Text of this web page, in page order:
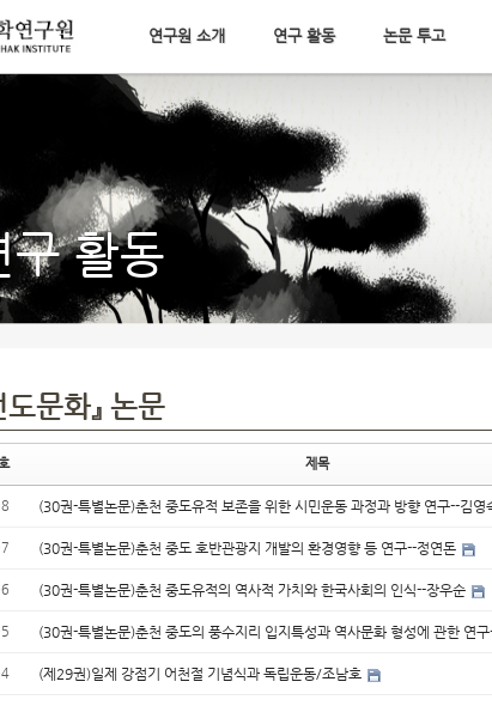
연구원 소개 연구 활동 논문 투고
구 활동
도문화』 논문
제목
(30권-특별논문)춘천 중도유적 보존을 위한 시민운동 과정과 방향 연구--김영
(30권-특별논문)춘천 중도 호반관광지 개발의 환경영향 등 연구--정연돈
(30권-특별논문)춘천 중도유적의 역사적 가치와 한국사회의 인식--장우순
(30권-특별논문)춘천 중도의 풍수지리 입지특성과 역사문화 형성에 관한 연
(제29권)일제 강점기 어천절 기념식과 독립운동/조남호
치북5
치북5